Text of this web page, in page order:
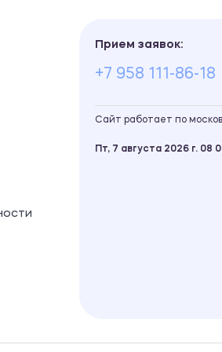
Прием заявок:
+7 958 111-86-18
Сайт работает по
Пт, 7 августа 2026 г. 08